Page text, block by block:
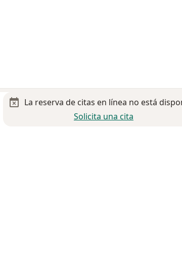
La reserva de citas en línea no está
Solicita una cita